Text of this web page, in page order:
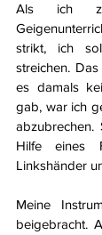
Als ich
strikt, ich
streichen.
es damals
gab, war ich
Hilfe eines
Linkshänder
Meine
beigebracht.